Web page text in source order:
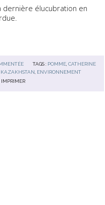
dernière élucubration en
TAGS : POMME ,CATHERINE
KAZAKHSTAN ENVIRONNEMENT
IMPRIMER